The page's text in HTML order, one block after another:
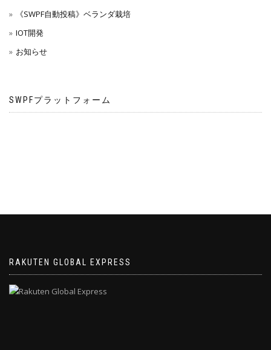
《SWPF自動投稿》ベランダ栽培
IOT開発
お知らせ
SWPFプラットフォーム
RAKUTEN GLOBAL EXPRESS